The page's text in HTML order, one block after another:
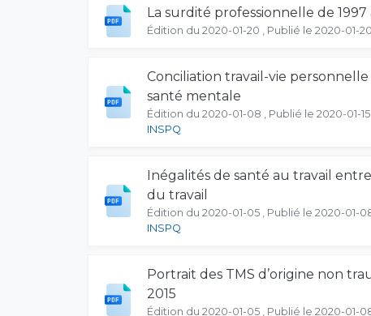
La surdité professionnelle de 1997
Édition du 2020-01-20 , Publié le 2020-01-20
Conciliation travail-vie
santé mentale
Édition du 2020-01-08 , Publié le 2020-01-15
INSPQ
Inégalités de santé au travail
du travail
Édition du 2020-01-05 , Publié le 2020-01-
INSPQ
Portrait des TMS d’origine non
2015
Édition du 2020-01-05 , Publié le 2020-01-